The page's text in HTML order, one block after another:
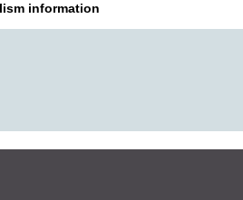
information